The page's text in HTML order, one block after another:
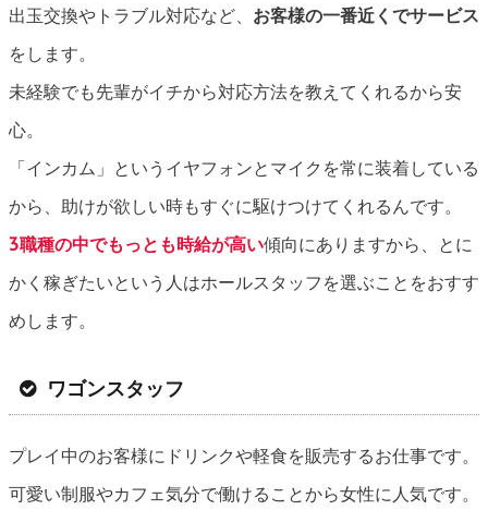
出玉交換やトラブル対応など、 お客様の一番近くでサービス
をします。
未経験でも先輩がイチから対応方法を教えてくれるから安
心。
「インカム」というイヤフォンとマイクを常に装着している
から、助けが欲しい時もすぐに駆けつけてくれるんです。
3職種の中でもっとも時給が高い傾向にありますから、とに
かく稼ぎたいという人はホールスタッフを選ぶことをおすす
めします。
ワゴンスタッフ
プレイ中のお客様にドリンクや軽食を販売するお仕事です。
可愛い制服やカフェ気分で働けることから女性に人気です。